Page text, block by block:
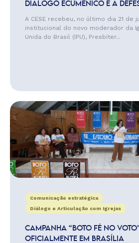
DIÁLOGO ECUMÊNICO E A
A CESE recebeu, no último dia 21 de
institucional do novo moderador da
Unida do Brasil (IPU), Presbíter...
Comunicação estratégica
Diálogo e Articulação com Igrejas
CAMPANHA “BOTO FÉ NO
OFICIALMENTE EM BRASÍLIA